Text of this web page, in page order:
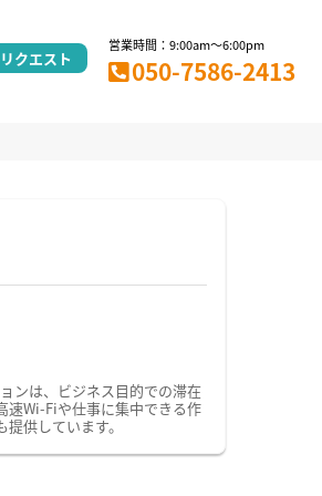
クエスト
営業時間：9:00am～6:00pm
050-7586-2413
ンは、ビジネス目的での滞在
速Wi-Fiや仕事に集中できる作
供しています。